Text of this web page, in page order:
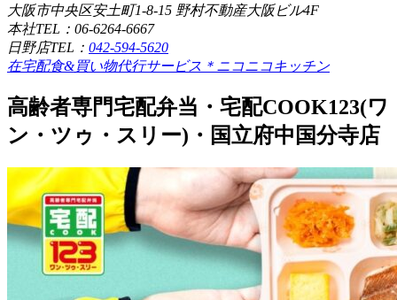
大阪市中央区安土町1-8-15 野村不動産大阪ビル4F
本社TEL：06-6264-6667
日野店TEL： 042-594-5620
在宅配食&買い物代行サービス＊ニコニコキッチン
高齢者専門宅配弁当・宅配COOK123(ワ
ン・ツゥ・スリー)・国立府中国分寺店